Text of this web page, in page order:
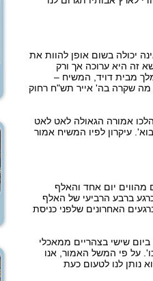
יכולה בשום אופן להוות את
זה היא ערוכה אך ורק
מבית דויד, המשיח –
מה שקרה בה' אייר תש"ח רחוק
אמורה הגאולה לאט לאט
עיקרון לפיו המשיח אמור
יום אחד והאלף
ברבע הרביעי של האלף
האחרונים שלפני כניסת
שישי בצהריים ממאכלי
על פי המשל האמור, אנו
נותן לנו לטעום כעת